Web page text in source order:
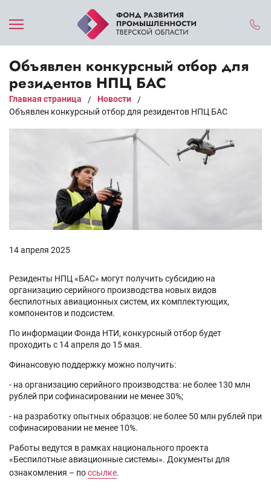
Объявлен конкурсный отбор для
резидентов НПЦ БАС
Главная страница / Новости
/
Объявлен конкурсный отбор для резидентов НПЦ БАС
14 апреля 2025
Резиденты НПЦ «БАС» могут получить субсидию на
организацию серийного производства новых видов
беспилотных авиационных систем, их комплектующих,
компонентов и подсистем.
По информации Фонда НТИ, конкурсный отбор будет
проходить с 14 апреля до 15 мая.
Финансовую поддержку можно получить:
- на организацию серийного производства: не более 130 млн
рублей при софинасировании не менее 30%;
- на разработку опытных образцов: не более 50 млн рублей при
софинасировании не менее 10%.
Работы ведутся в рамках национального проекта
«Беспилотные авиационные системы». Документы для
ознакомления – поссылке.